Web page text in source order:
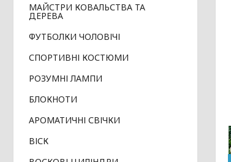
МАЙСТРИ КОВАЛЬСТВА ТА
ДЕРЕВА
ФУТБОЛКИ ЧОЛОВІЧІ
СПОРТИВНІ КОСТЮМИ
РОЗУМНІ ЛАМПИ
БЛОКНОТИ
АРОМАТИЧНІ СВІЧКИ
ВІСК